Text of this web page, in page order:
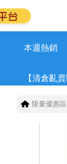
本週熱銷
【清倉亂
限量優惠區